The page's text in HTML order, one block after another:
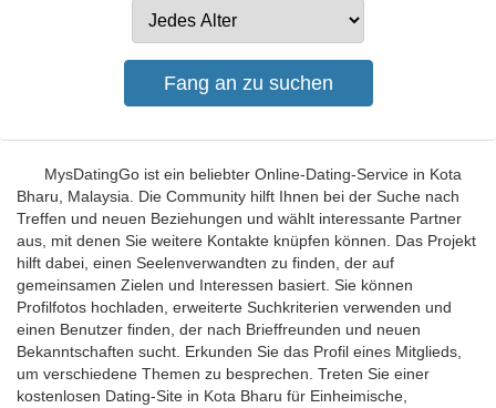
MysDatingGo ist ein beliebter Online-Dating-Service in Kota
Bharu, Malaysia. Die Community hilft Ihnen bei der Suche nach
Treffen und neuen Beziehungen und wählt interessante Partner
aus, mit denen Sie weitere Kontakte knüpfen können. Das Projekt
hilft dabei, einen Seelenverwandten zu finden, der auf
gemeinsamen Zielen und Interessen basiert. Sie können
Profilfotos hochladen, erweiterte Suchkriterien verwenden und
einen Benutzer finden, der nach Brieffreunden und neuen
Bekanntschaften sucht. Erkunden Sie das Profil eines Mitglieds,
um verschiedene Themen zu besprechen. Treten Sie einer
kostenlosen Dating-Site in Kota Bharu für Einheimische,